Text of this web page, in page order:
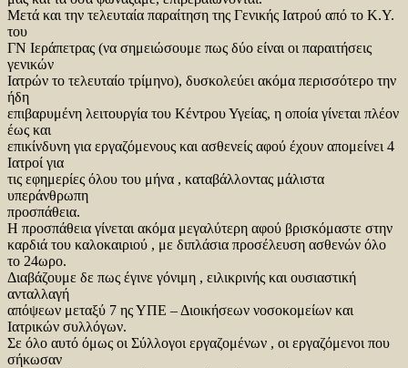
Μετά και την τελευταία παραίτηση της Γενικής Ιατρού από το Κ.Υ.
του
ΓΝ Ιεράπετρας (να σημειώσουμε πως δύο είναι οι παραιτήσεις
γενικών
Ιατρών το τελευταίο τρίμηνο), δυσκολεύει ακόμα περισσότερο την
ήδη
επιβαρυμένη λειτουργία του Κέντρου Υγείας, η οποία γίνεται πλέον
έως και
επικίνδυνη για εργαζόμενους και ασθενείς αφού έχουν απομείνει 4
Ιατροί για
τις εφημερίες όλου του μήνα , καταβάλλοντας μάλιστα
υπεράνθρωπη
προσπάθεια.
Η προσπάθεια γίνεται ακόμα μεγαλύτερη αφού βρισκόμαστε στην
καρδιά του καλοκαιριού , με διπλάσια προσέλευση ασθενών όλο
το 24ωρο.
Διαβάζουμε δε πως έγινε γόνιμη , ειλικρινής και ουσιαστική
ανταλλαγή
απόψεων μεταξύ 7 ης ΥΠΕ – Διοικήσεων νοσοκομείων και
Ιατρικών συλλόγων.
Σε όλο αυτό όμως οι Σύλλογοι εργαζομένων , οι εργαζόμενοι που
σήκωσαν